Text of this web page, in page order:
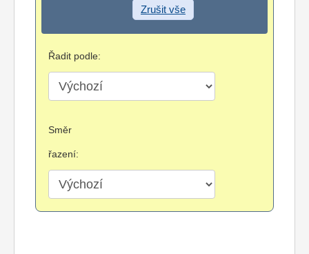
Zrušit vše
Řadit podle:
Směr
řazení: